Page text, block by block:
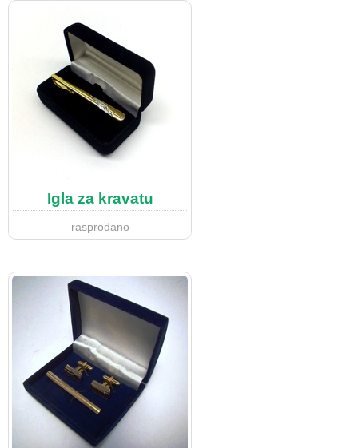
Igla za kravatu
rasprodano